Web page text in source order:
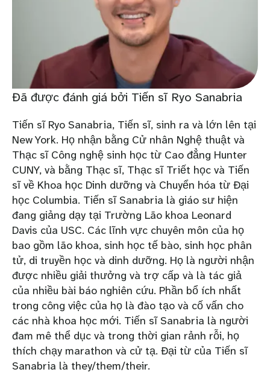
Đã được đánh giá bởi Tiến sĩ Ryo Sanabria
Tiến sĩ Ryo Sanabria, Tiến sĩ, sinh ra và lớn lên tại
New York. Họ nhận bằng Cử nhân Nghệ thuật và
Thạc sĩ Công nghệ sinh học từ Cao đẳng Hunter
CUNY, và bằng Thạc sĩ, Thạc sĩ Triết học và Tiến
sĩ về Khoa học Dinh dưỡng và Chuyển hóa từ Đại
học Columbia. Tiến sĩ Sanabria là giáo sư hiện
đang giảng dạy tại Trường Lão khoa Leonard
Davis của USC. Các lĩnh vực chuyên môn của họ
bao gồm lão khoa, sinh học tế bào, sinh học phân
tử, di truyền học và dinh dưỡng. Họ là người nhận
được nhiều giải thưởng và trợ cấp và là tác giả
của nhiều bài báo nghiên cứu. Phần bổ ích nhất
trong công việc của họ là đào tạo và cố vấn cho
các nhà khoa học mới. Tiến sĩ Sanabria là người
đam mê thể dục và trong thời gian rảnh rỗi, họ
thích chạy marathon và cử tạ. Đại từ của Tiến sĩ
Sanabria là they/them/their.